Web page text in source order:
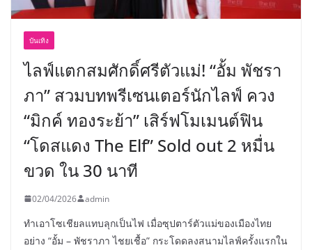
บันเทิง
ไลฟ์แตกสมศักดิ์ศรีตัวแม่! “อั้ม พัชรา
ภา” สวมบทพรีเซนเตอร์นักไลฟ์ ควง
“มิกค์ ทองระย้า” เสิร์ฟโมเมนต์ฟิน
“โดสแดง The Elf” Sold out 2 หมื่น
ขวด ใน 30 นาที
02/04/2026 admin
ทำเอาโซเชียลแทบลุกเป็นไฟ เมื่อซุปตาร์ตัวแม่ของเมืองไทย
อย่าง “อั้ม – พัชราภา ไชยเชื้อ” กระโดดลงสนามไลฟ์ครั้งแรกใน